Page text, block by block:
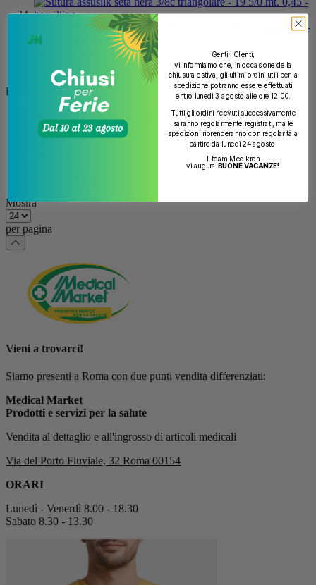
041914 Sutura assusilk seta nera 3/8c triangolare -
19 5/0 mt. 0,45 - box 36pz
Pagina
Attualmente stai leggendo la pagina 1
Pagina 2
Pagina 3
Mostra
per pagina
Vieni a trovarci!
Siamo presenti a Roma con due punti vendita differenziati:
Medical Market
Prodotti e servizi per la salute
Vendita al dettaglio e all'ingrosso di articoli medicali
Via del Porto Fluviale, 32 Roma 00154
ORARI
Lunedì - Venerdì 8.00 - 18.30
Sabato 8.30 - 13.30
Gentili Clienti,
vi informiamo che, in occasione della
chiusura estiva, gli ultimi ordini utili per la
spedizione potranno essere effettuati
entro lunedì 3 agosto alle ore 12:00.
Tutti gli ordini ricevuti successivamente
saranno regolarmente registrati, ma le
spedizioni riprenderanno con regolarità a
partire da lunedì 24 agosto.
Il team Medikron
vi augura
BUONE VACANZE!